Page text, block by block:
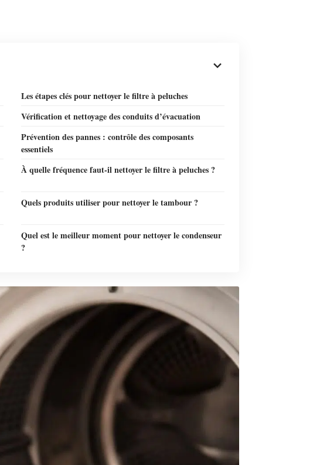
Les étapes clés pour nettoyer le filtre à peluches
Vérification et nettoyage des conduits d’évacuation
Prévention des pannes : contrôle des composants
essentiels
À quelle fréquence faut-il nettoyer le filtre à peluches ?
Quels produits utiliser pour nettoyer le tambour ?
Quel est le meilleur moment pour nettoyer le condenseur
?